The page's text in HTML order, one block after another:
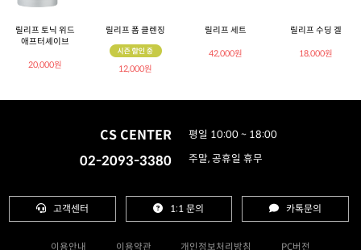
릴리프 토닉 위드
애프터셰이브
20,000원
릴리프 폼 클렌징
12,000원
릴리프 세트
42,000원
릴리프 수딩 겔
18,000원
CS CENTER
02-2093-3380
평일 10:00 ~ 18:00
주말, 공휴일 휴무
고객센터 1:1 문의 카톡문의
이용안내 이용약관 개인정보처리방침 PC버전